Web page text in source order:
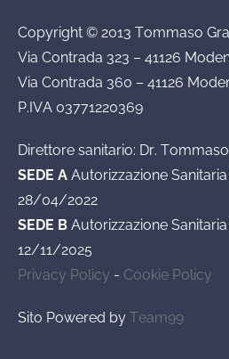
Copyright © 2013 Tommaso
Via Contrada 323 – 41126
Via Contrada 360 – 41126
P.IVA 03771220369
Direttore sanitario: Dr.
SEDE A Autorizzazione
28/04/2022
SEDE B Autorizzazione
12/11/2025
Privacy Policy - Cookie Policy
Sito Powered by Team99